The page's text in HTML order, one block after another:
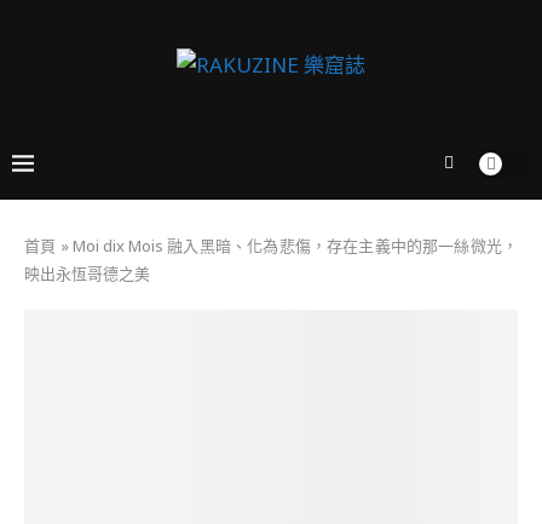
首頁 » Moi dix Mois 融入黑暗、化為悲傷，存在主義中的那一絲微光，
映出永恆哥德之美